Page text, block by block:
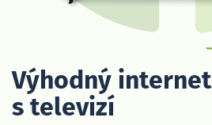
Výhodný internet
s televizí